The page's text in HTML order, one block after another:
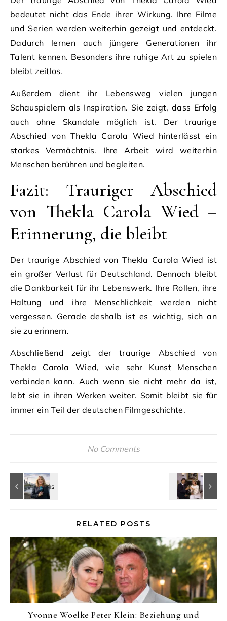
bedeutet nicht das Ende ihrer Wirkung. Ihre Filme
und Serien werden weiterhin gezeigt und entdeckt.
Dadurch lernen auch jüngere Generationen ihr
Talent kennen. Besonders ihre ruhige Art zu spielen
bleibt zeitlos.
Außerdem dient ihr Lebensweg vielen jungen
Schauspielern als Inspiration. Sie zeigt, dass Erfolg
auch ohne Skandale möglich ist. Der traurige
Abschied von Thekla Carola Wied hinterlässt ein
starkes Vermächtnis. Ihre Arbeit wird weiterhin
Menschen berühren und begleiten.
Fazit: Trauriger Abschied
von Thekla Carola Wied –
Erinnerung, die bleibt
Der traurige Abschied von Thekla Carola Wied ist
ein großer Verlust für Deutschland. Dennoch bleibt
die Dankbarkeit für ihr Lebenswerk. Ihre Rollen, ihre
Haltung und ihre Menschlichkeit werden nicht
vergessen. Gerade deshalb ist es wichtig, sich an
sie zu erinnern.
Abschließend zeigt der traurige Abschied von
Thekla Carola Wied, wie sehr Kunst Menschen
verbinden kann. Auch wenn sie nicht mehr da ist,
lebt sie in ihren Werken weiter. Somit bleibt sie für
immer ein Teil der deutschen Filmgeschichte.
No Comments
RELATED POSTS
Yvonne Woelke Peter Klein: Beziehung und